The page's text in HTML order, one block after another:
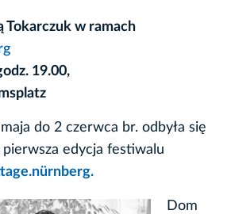
Tokarczuk w ramach
19.00,
do 2 czerwca br. odbyła się
edycja festiwalu
Dom